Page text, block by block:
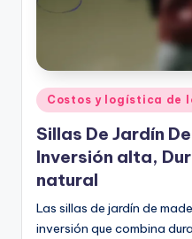
Posted
in
Costos y logística de
Sillas De Jardín
Inversión alta,
natural
Las sillas de jardín de
inversión que combina